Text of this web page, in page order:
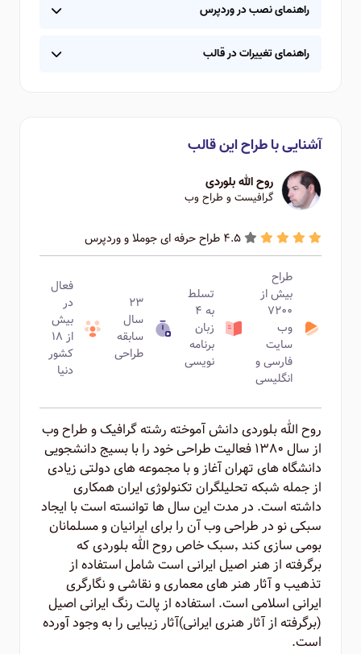
راهنمای نصب در وردپرس
راهنمای تغییرات در قالب
آشنایی با طراح این قالب
روح الله بلوردی
گرافیست و طراح وب
4.5 طراح حرفه ای جوملا و وردپرس
طراح
بیش از
۷۲۰۰
وب
سایت
فارسی و
انگلیسی
تسلط
به ۴
زبان
برنامه
نویسی
۲۳
سال
سابقه
طراحی
فعال
در
بیش
از ۱۸
کشور
دنیا
روح الله بلوردی دانش آموخته رشته گرافیک و طراح وب
از سال ۱۳۸۰ فعالیت طراحی خود را با بسیج دانشجویی
دانشگاه های تهران آغاز و با مجموعه های دولتی زیادی
از جمله شبکه تحلیلگران تکنولوژی ایران همکاری
داشته است. در مدت این سال ها توانسته است با ایجاد
سبکی نو در طراحی وب آن را برای ایرانیان و مسلمانان
بومی سازی کند ٬‌سبک خاص روح الله بلوردی که
برگرفته از هنر اصیل ایرانی است شامل استفاده از
تذهیب و آثار هنر های معماری و نقاشی و نگارگری
ایرانی اسلامی است. استفاده از پالت رنگ ایرانی اصیل
(برگرفته از آثار هنری ایرانی)‌آثار زیبایی را به وجود آورده
است.